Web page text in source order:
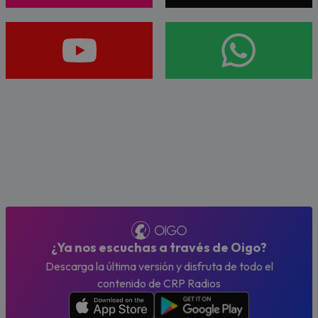
¿Ya nos escuchas a través de Oigo?
Descarga la última versión y disfruta de todo el
contenido de CRP Radios